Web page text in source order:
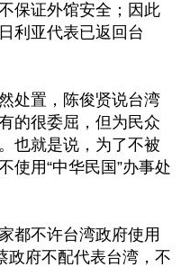
保证外馆安全；因此
利亚代表已返回台
处置，陈俊贤说台湾
的很委屈，但为民众
也就是说，为了不被
使用“中华民国”办事处
都不许台湾政府使用
政府不配代表台湾，不